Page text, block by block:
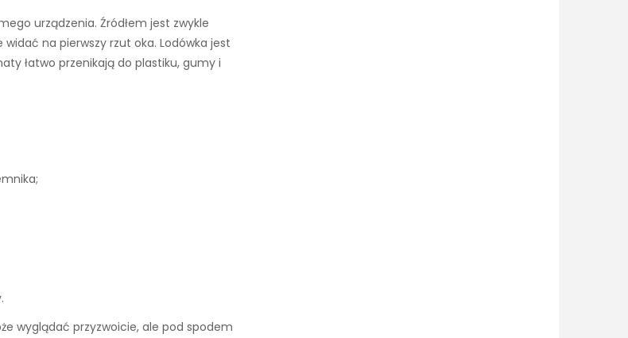
urządzenia. Źródłem jest zwykle
na pierwszy rzut oka. Lodówka jest
łatwo przenikają do plastiku, gumy i
wyglądać przyzwoicie, ale pod spodem